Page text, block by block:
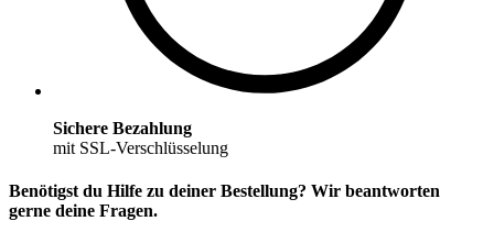
Sichere Bezahlung
mit SSL-Verschlüsselung
Benötigst du Hilfe zu deiner Bestellung? Wir beantworten
gerne deine Fragen.